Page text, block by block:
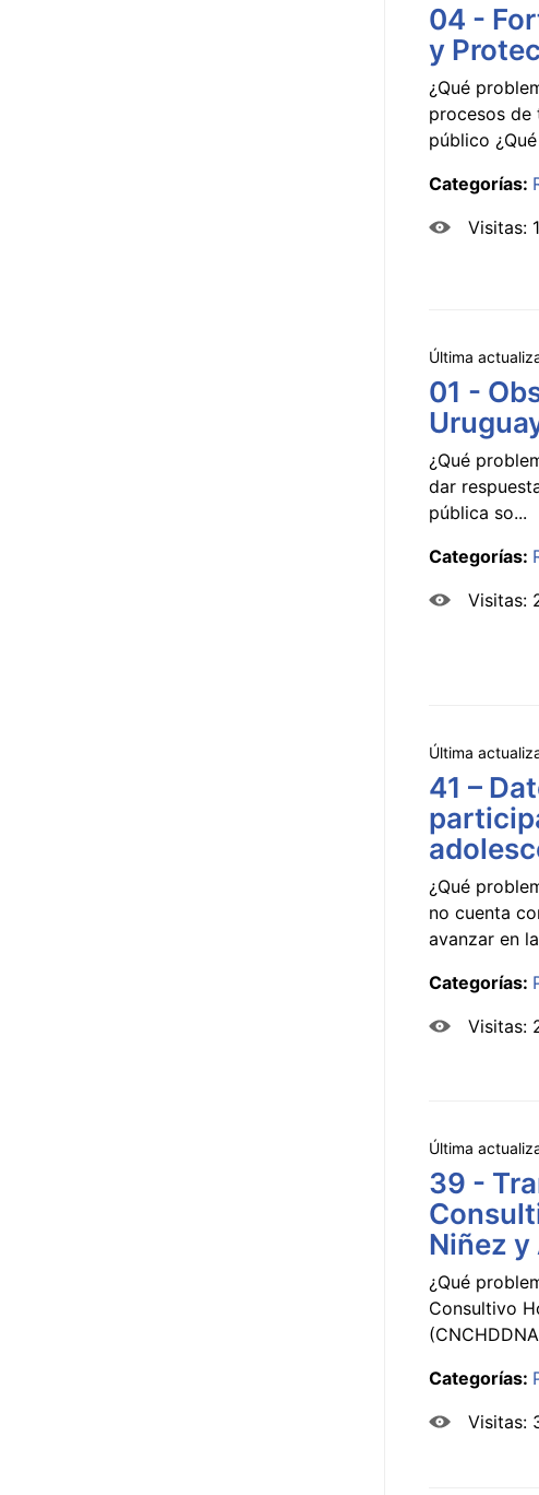
04 -
y
¿Qué
procesos de
público
Categorías:
Visitas:
Última
01 -
¿Qué
dar
pública so...
Categorías:
Visitas:
Última
41 –
¿Qué
no cuenta
avanzar en
Categorías:
Visitas:
Última
39 -
Niñez
¿Qué
Consultivo
Categorías:
Visitas: